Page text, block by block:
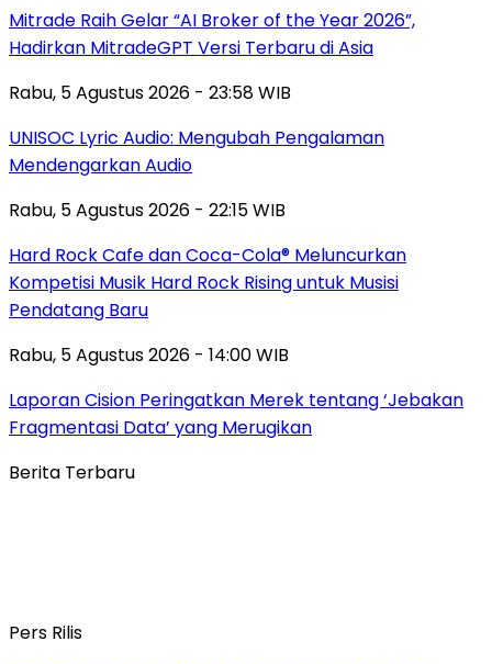
Mitrade Raih Gelar “AI Broker of the Year 2026”,
Hadirkan MitradeGPT Versi Terbaru di Asia
Rabu, 5 Agustus 2026 - 23:58 WIB
UNISOC Lyric Audio: Mengubah Pengalaman
Mendengarkan Audio
Rabu, 5 Agustus 2026 - 22:15 WIB
Hard Rock Cafe dan Coca-Cola® Meluncurkan
Kompetisi Musik Hard Rock Rising untuk Musisi
Pendatang Baru
Rabu, 5 Agustus 2026 - 14:00 WIB
Laporan Cision Peringatkan Merek tentang ‘Jebakan
Fragmentasi Data’ yang Merugikan
Berita Terbaru
Pers Rilis